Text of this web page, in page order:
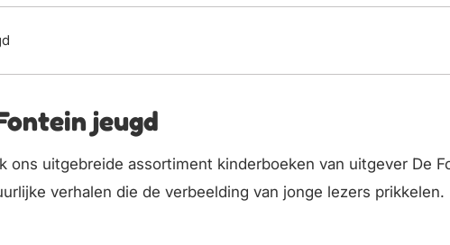
jeugd
ons uitgebreide assortiment kinderboeken van uitgever De
verhalen die de verbeelding van jonge lezers prikkelen.